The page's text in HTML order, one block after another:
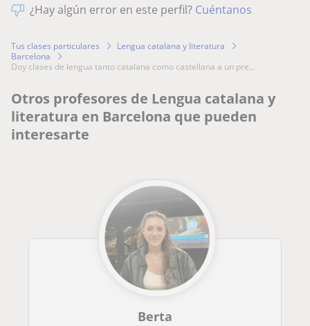
¿Hay algún error en este perfil? Cuéntanos
Tus clases particulares
Lengua catalana y literatura
Barcelona
doy clases de lengua tanto catalana como castellana a un pre...
Otros profesores de Lengua catalana y
literatura en Barcelona que pueden
interesarte
Berta